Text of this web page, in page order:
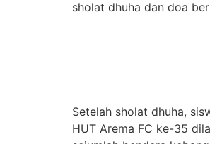
sholat dhuha dan doa
Setelah sholat dhuha,
HUT Arema FC ke-35